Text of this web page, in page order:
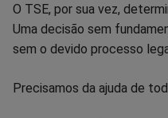
O TSE, por sua vez,
Uma decisão sem
sem o devido processo
Precisamos da ajuda de